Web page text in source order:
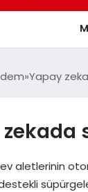
Yapay
aletlerinin